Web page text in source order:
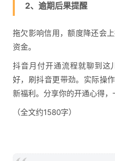
2、逾期后果提醒
拖欠影响信用，额度降还会
资金。
抖音月付开通流程就聊到这
好，刷抖音更带劲。实际操
新福利。分享你的开通心得，
（全文约1580字）